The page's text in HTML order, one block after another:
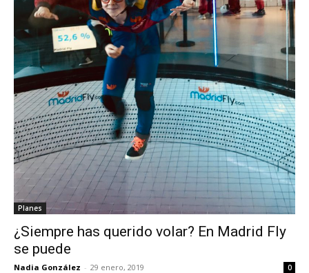
Planes
¿Siempre has querido volar? En Madrid Fly
se puede
Nadia González - 29 enero, 2019 0